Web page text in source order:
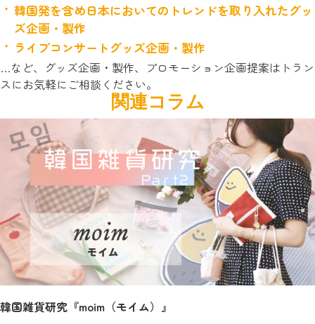
韓国発を含め日本においてのトレンドを取り入れたグッ
ズ企画・製作
ライブコンサートグッズ企画・製作
…など、グッズ企画・製作、プロモーション企画提案はトラン
スにお気軽にご相談ください。
関連コラム
韓国雑貨研究『moim（モイム）』